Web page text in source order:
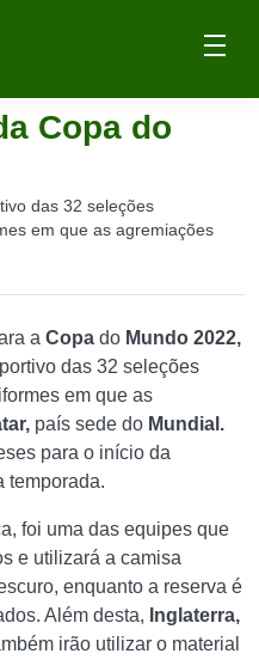
Copa do
das 32 seleções
em que as agremiações
a Copa do Mundo 2022,
das 32 seleções
em que as
país sede do Mundial.
para o início da
temporada.
foi uma das equipes que
e utilizará a camisa
enquanto a reserva é
Além desta, Inglaterra,
irão utilizar o material